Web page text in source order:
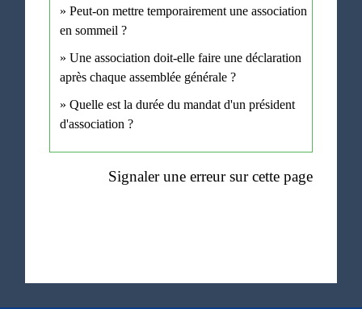
Peut-on mettre temporairement une association
en sommeil ?
Une association doit-elle faire une déclaration
après chaque assemblée générale ?
Quelle est la durée du mandat d'un président
d'association ?
Signaler une erreur sur cette page